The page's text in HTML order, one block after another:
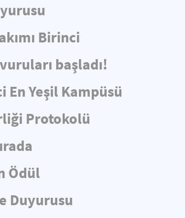
Birinci
başladı!
En Yeşil Kampüsü
Protokolü
Ödül
Duyurusu